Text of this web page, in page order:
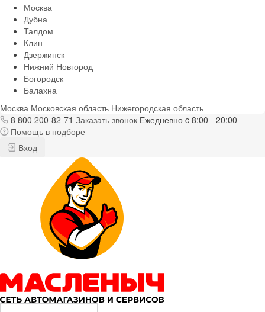
Москва
Дубна
Талдом
Клин
Дзержинск
Нижний Новгород
Богородск
Балахна
Москва Московская область Нижегородская область
8 800 200-82-71 Заказать звонок Ежедневно c 8:00 - 20:00
Помощь в подборе
Вход